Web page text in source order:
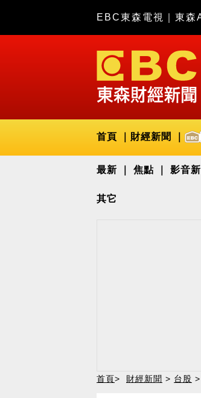
EBC東森電視 東森
首頁 財經新聞
最新 焦點 影音
其它
首頁> 財經新聞 > 台股